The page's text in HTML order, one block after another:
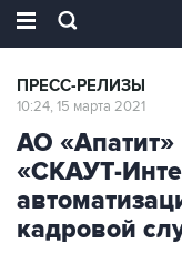
ПРЕСС-РЕЛИЗЫ
10:24, 15 марта 2021
АО
«СКАУТ-
кадровой